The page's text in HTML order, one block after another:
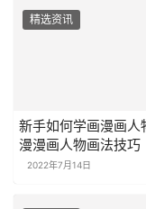
精选资讯
新手如何学画漫画人
漫漫画人物画法技巧
2022年7月14日